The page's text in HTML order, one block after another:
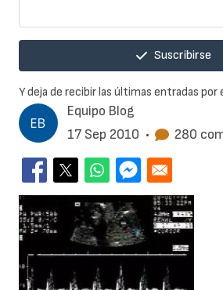
Equipo Blog
17 Sep 2010 • 280
Suscribirse
Y deja de recibir las últimas entradas por